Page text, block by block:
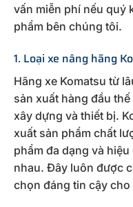
vấn miễn phí nếu quý
phẩm bên chúng tôi.
1. Loại xe nâng hãng
Hãng xe Komatsu từ
sản xuất hàng đầu
xây dựng và thiết bị.
xuất sản phẩm chất
phẩm đa dạng và
nhau. Đây luôn được
chọn đáng tin cậy